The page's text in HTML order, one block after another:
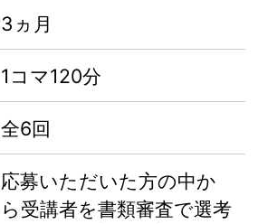
3ヵ月
1コマ120分
全6回
応募いただいた方の中か
ら受講者を書類審査で選考